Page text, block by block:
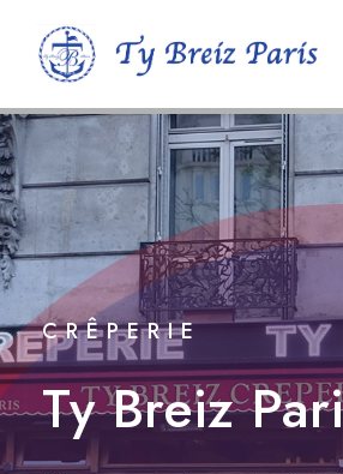
CRÊPERIE
Ty Breiz